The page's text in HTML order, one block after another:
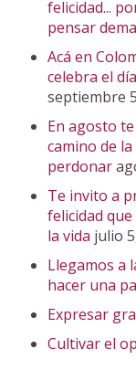
felicidad...
pensar
Acá en
celebra el
septiembre
En agosto
camino de
perdonar
Te invito a
felicidad
la vida julio
Llegamos a
hacer una
Expresar
Cultivar el